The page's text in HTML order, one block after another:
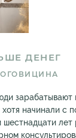
ДЕНЕГ
зарабатывают
начинали с